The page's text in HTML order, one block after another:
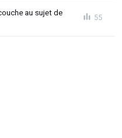
au sujet de
55